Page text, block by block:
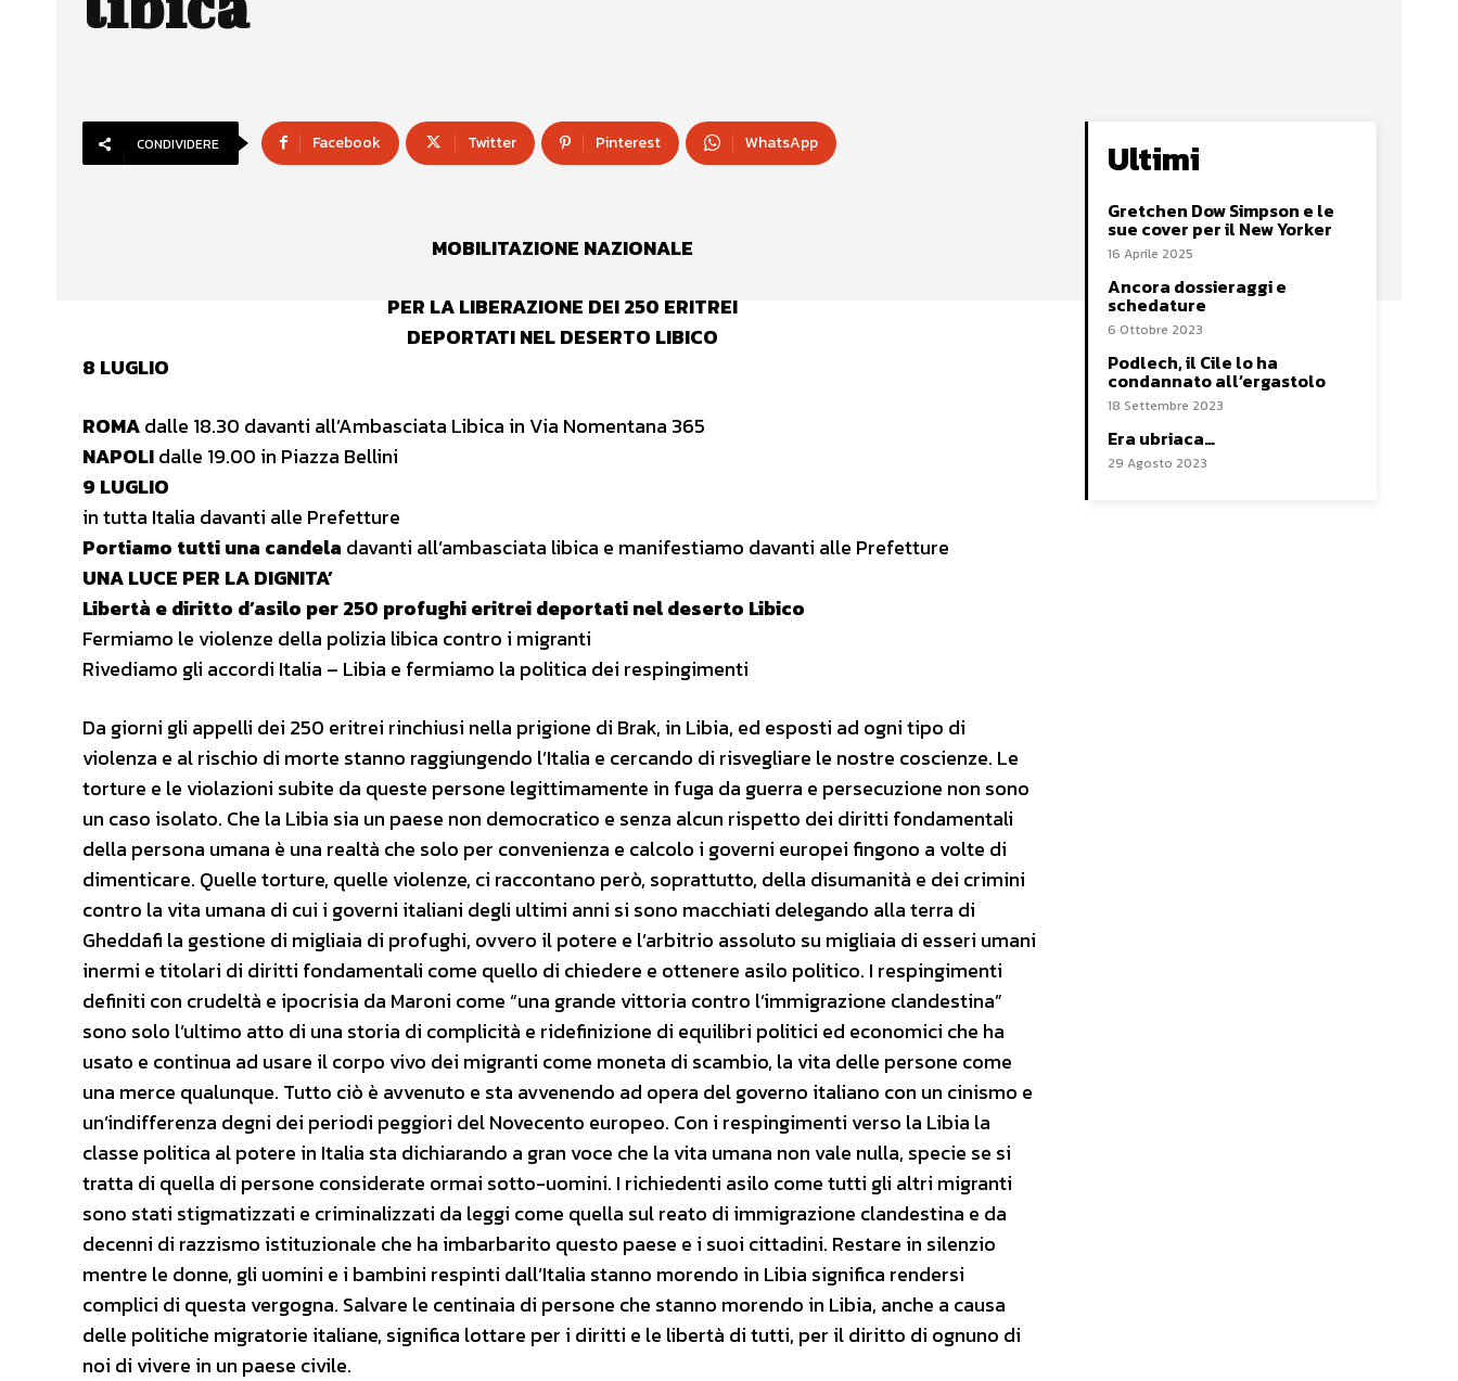
CONDIVIDERE Facebook Twitter Pinterest WhatsApp
MOBILITAZIONE NAZIONALE
PER LA LIBERAZIONE DEI 250 ERITREI
DEPORTATI NEL DESERTO LIBICO
8 LUGLIO
ROMAdalle 18.30 davanti all’Ambasciata Libica in Via Nomentana 365
NAPOLIdalle 19.00 in Piazza Bellini
9 LUGLIO
in tutta Italia davanti alle Prefetture
Portiamo tutti una candela davanti all’ambasciata libica e manifestiamo davanti alle Prefetture
UNA LUCE PER LA DIGNITA’
Libertà e diritto d’asilo per 250 profughi eritrei deportati nel deserto Libico
Fermiamo le violenze della polizia libica contro i migranti
Rivediamo gli accordi Italia – Libia e fermiamo la politica dei respingimenti
Da giorni gli appelli dei 250 eritrei rinchiusi nella prigione di Brak, in Libia, ed esposti ad ogni tipo di
violenza e al rischio di morte stanno raggiungendo l’Italia e cercando di risvegliare le nostre coscienze. Le
torture e le violazioni subite da queste persone legittimamente in fuga da guerra e persecuzione non sono
un caso isolato. Che la Libia sia un paese non democratico e senza alcun rispetto dei diritti fondamentali
della persona umana è una realtà che solo per convenienza e calcolo i governi europei fingono a volte di
dimenticare. Quelle torture, quelle violenze, ci raccontano però, soprattutto, della disumanità e dei crimini
contro la vita umana di cui i governi italiani degli ultimi anni si sono macchiati delegando alla terra di
Gheddafi la gestione di migliaia di profughi, ovvero il potere e l’arbitrio assoluto su migliaia di esseri umani
inermi e titolari di diritti fondamentali come quello di chiedere e ottenere asilo politico. I respingimenti
definiti con crudeltà e ipocrisia da Maroni come “una grande vittoria contro l’immigrazione clandestina”
sono solo l’ultimo atto di una storia di complicità e ridefinizione di equilibri politici ed economici che ha
usato e continua ad usare il corpo vivo dei migranti come moneta di scambio, la vita delle persone come
una merce qualunque. Tutto ciò è avvenuto e sta avvenendo ad opera del governo italiano con un cinismo e
un’indifferenza degni dei periodi peggiori del Novecento europeo. Con i respingimenti verso la Libia la
classe politica al potere in Italia sta dichiarando a gran voce che la vita umana non vale nulla, specie se si
tratta di quella di persone considerate ormai sotto-uomini. I richiedenti asilo come tutti gli altri migranti
sono stati stigmatizzati e criminalizzati da leggi come quella sul reato di immigrazione clandestina e da
decenni di razzismo istituzionale che ha imbarbarito questo paese e i suoi cittadini. Restare in silenzio
mentre le donne, gli uomini e i bambini respinti dall’Italia stanno morendo in Libia significa rendersi
complici di questa vergogna. Salvare le centinaia di persone che stanno morendo in Libia, anche a causa
delle politiche migratorie italiane, significa lottare per i diritti e le libertà di tutti, per il diritto di ognuno di
noi di vivere in un paese civile.
Ultimi
Gretchen Dow Simpson e le
sue cover per il New Yorker
16 Aprile 2025
Ancora dossieraggi e
schedature
6 Ottobre 2023
Podlech, il Cile lo ha
condannato all’ergastolo
18 Settembre 2023
Era ubriaca…
29 Agosto 2023